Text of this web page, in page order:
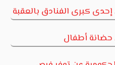
بالعقبة